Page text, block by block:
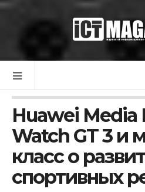
Huawei Media
Watch GT 3 и
класс о
спортивных